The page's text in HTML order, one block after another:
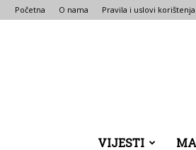
Početna O nama Pravila i uslovi korištenja
VIJESTI